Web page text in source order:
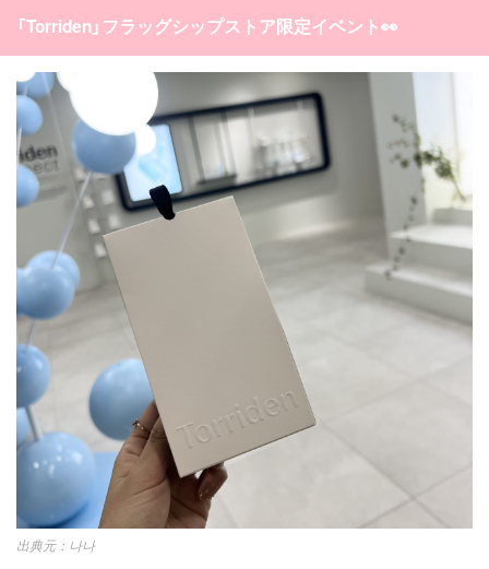
「Torriden」フラッグシップストア限定イベント👀
나나